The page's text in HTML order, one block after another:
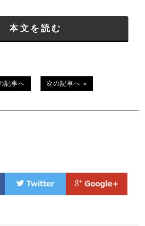
本文を読む
記事へ 次の記事へ »